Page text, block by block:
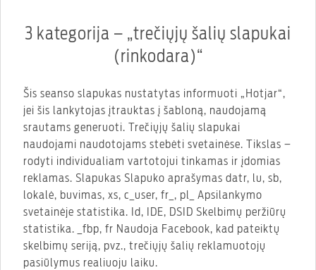
3 kategorija – „trečiųjų šalių slapukai
(rinkodara)“
Šis seanso slapukas nustatytas informuoti „Hotjar“,
jei šis lankytojas įtrauktas į šabloną, naudojamą
srautams generuoti. Trečiųjų šalių slapukai
naudojami naudotojams stebėti svetainėse. Tikslas –
rodyti individualiam vartotojui tinkamas ir įdomias
reklamas. Slapukas Slapuko aprašymas datr, lu, sb,
lokalė, buvimas, xs, c_user, fr_, pl_ Apsilankymo
svetainėje statistika. Id, IDE, DSID Skelbimų peržiūrų
statistika. _fbp, fr Naudoja Facebook, kad pateiktų
skelbimų seriją, pvz., trečiųjų šalių reklamuotojų
pasiūlymus realiuoju laiku.